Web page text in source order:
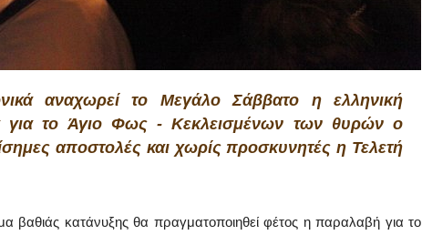
αναχωρεί το Μεγάλο Σάββατο η ελληνική
για το Άγιο Φως - Κεκλεισμένων των θυρών ο
αποστολές και χωρίς προσκυνητές η Τελετή
βαθιάς κατάνυξης θα πραγματοποιηθεί φέτος η παραλαβή για το